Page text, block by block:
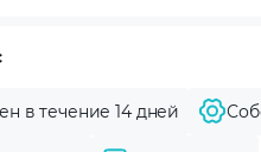
в течение 14 дней